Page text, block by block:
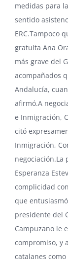
medidas para
sentido
ERC.Tampoco
gratuita Ana
más grave del
acompañados
Andalucía,
afirmó.A
e Inmigración,
citó
Inmigración,
negociación.La
Esperanza
complicidad
que
presidente del
Campuzano le
compromiso, y
catalanes